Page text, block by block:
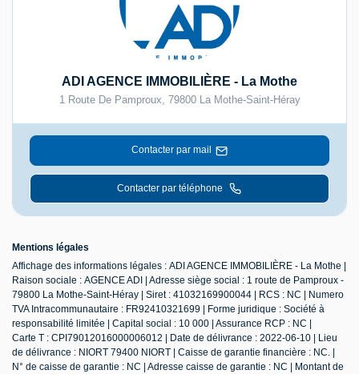
ADI AGENCE IMMOBILIÈRE - La Mothe
1 Route De Pamproux, 79800 La Mothe-Saint-Héray
Contacter par mail
Contacter par téléphone
Mentions légales
Affichage des informations légales : ADI AGENCE IMMOBILIÈRE - La Mothe |
Raison sociale : AGENCE ADI | Adresse siège social : 1 route de Pamproux -
79800 La Mothe-Saint-Héray | Siret : 41032169900044 | RCS : NC | Numero
TVA Intracommunautaire : FR92410321699 | Forme juridique : Société à
responsabilité limitée | Capital social : 10 000 | Assurance RCP : NC |
Carte T : CPI79012016000006012 | Date de délivrance : 2022-06-10 | Lieu
de délivrance : NIORT 79400 NIORT | Caisse de garantie financière : NC. |
N° de caisse de garantie : NC | Adresse caisse de garantie : NC | Montant de